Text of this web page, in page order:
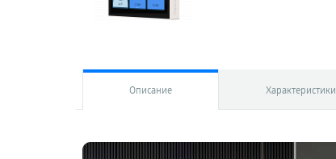
Описание Характеристики